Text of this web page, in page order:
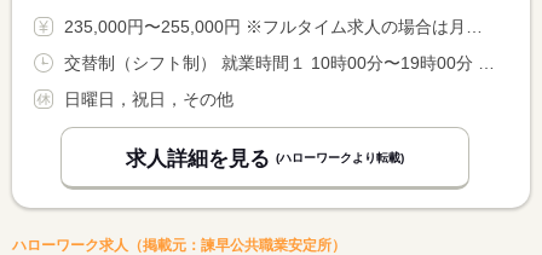
235,000円〜255,000円 ※フルタイム求人の場合は月額（換算額）、パート求人の場合は時間額を表示しています。
日曜日，祝日，その他
求人詳細を見る (ハローワークより転載)
ハローワーク求人（掲載元：諫早公共職業安定所）